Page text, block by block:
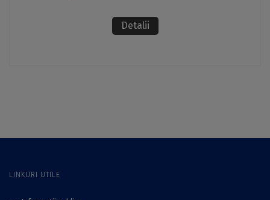
Detalii
LINKURI UTILE